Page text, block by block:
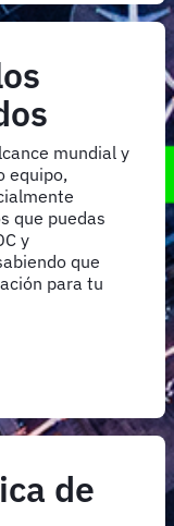
mundial y
equipo,
que puedas
y
que
para tu
de